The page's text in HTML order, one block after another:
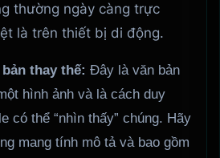
thường ngày càng trực
là trên thiết bị di động.
thay thế: Đây là văn bản
hình ảnh và là cách duy
có thể “nhìn thấy” chúng. Hãy
mang tính mô tả và bao gồm